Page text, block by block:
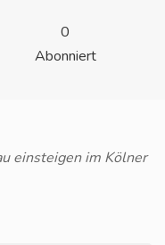
0
Abonniert
einsteigen im Kölner